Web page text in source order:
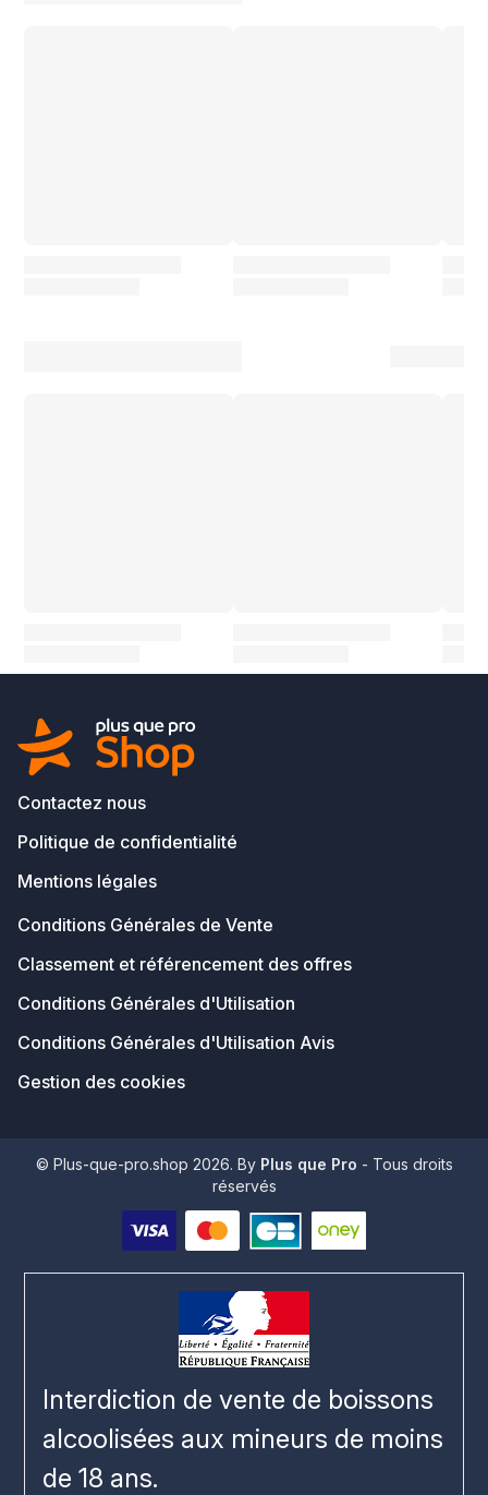
Contactez nous
Politique de confidentialité
Mentions légales
Conditions Générales de Vente
Classement et référencement des offres
Conditions Générales d'Utilisation
Conditions Générales d'Utilisation Avis
Gestion des cookies
© Plus-que-pro.shop 2026. By Plus que Pro - Tous droits
réservés
Interdiction de vente de boissons
alcoolisées aux mineurs de moins
de 18 ans.